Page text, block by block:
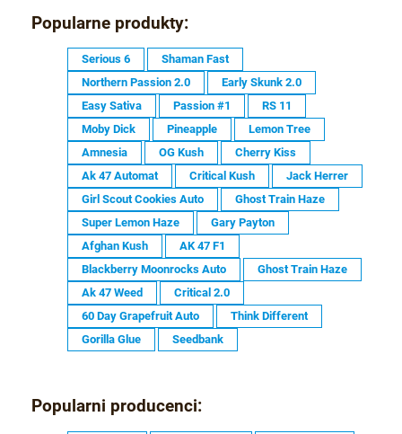
Popularne produkty:
Serious 6
Shaman Fast
Northern Passion 2.0
Early Skunk 2.0
Easy Sativa
Passion #1
RS 11
Moby Dick
Pineapple
Lemon Tree
Amnesia
OG Kush
Cherry Kiss
Ak 47 Automat
Critical Kush
Jack Herrer
Girl Scout Cookies Auto
Ghost Train Haze
Super Lemon Haze
Gary Payton
Afghan Kush
AK 47 F1
Blackberry Moonrocks Auto
Ghost Train Haze
Ak 47 Weed
Critical 2.0
60 Day Grapefruit Auto
Think Different
Gorilla Glue
Seedbank
Popularni producenci: